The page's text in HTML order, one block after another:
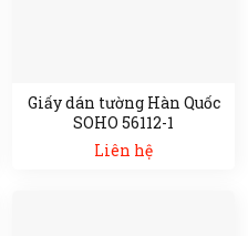
Giấy dán tường Hàn Quốc
SOHO 56112-1
Liên hệ